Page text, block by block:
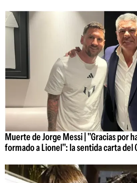
Muerte de Jorge Messi | "Gracias por
formado a Lionel": la sentida carta del